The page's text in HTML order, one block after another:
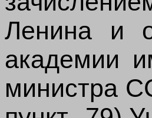
Ленина и
академии
министра